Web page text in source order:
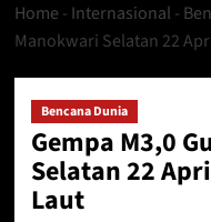
Home - Internasional -
Manokwari Selatan 22
Bencana Dunia
Gempa M3,0
Selatan 22
Laut